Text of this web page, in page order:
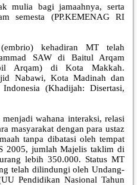
mulia bagi jamaahnya, serta
semesta (PP.KEMENAG RI
kehadiran MT telah
SAW di Baitul Arqam
Arqam) di Kota Makkah.
Nabawi, Kota Madinah dan
(Khadijah: Disertasi,
wahana interaksi, relasi
masyarakat dengan para ustaz
tanpa dibatasi oleh tempat
2005, jumlah Majelis taklim di
lebih 350.000. Status MT
telah dilindungi oleh Undang-
Pendidikan Nasional Tahun